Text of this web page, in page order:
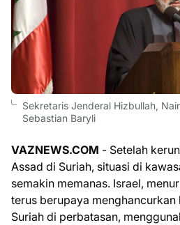
Sekretaris Jenderal Hizbullah,
Sebastian Baryli
VAZNEWS.COM - Setelah
Assad di Suriah, situasi di
semakin memanas. Israel,
terus berupaya
Suriah di perbatasan,